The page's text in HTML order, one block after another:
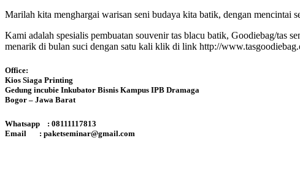
Marilah kita menghargai warisan seni budaya kita batik, dengan mencintai
Kami adalah spesialis pembuatan souvenir tas blacu batik, Goodiebag/tas
menarik di bulan suci dengan satu kali klik di link http://
Office:
Kios Siaga Printing
Gedung incubie Inkubator Bisnis Kampus IPB Dramaga
Bogor – Jawa Barat
Whatsapp : 08111117813
Email : paketseminar@gmail.com